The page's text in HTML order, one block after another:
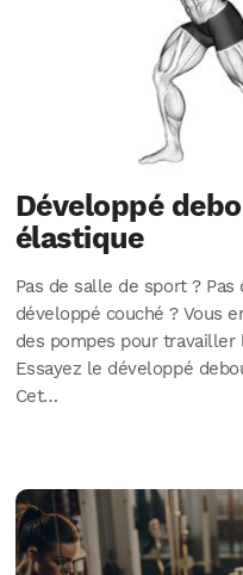
Développé
élastique
Pas de salle de sport ? Pas
développé couché ? Vous
des pompes pour travailler
Essayez le développé
Cet…